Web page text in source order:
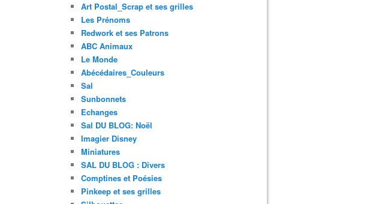
Art Postal_Scrap et ses grilles
Les Prénoms
Redwork et ses Patrons
ABC Animaux
Le Monde
Abécédaires_Couleurs
Sal
Sunbonnets
Echanges
Sal DU BLOG: Noël
Imagier Disney
Miniatures
SAL DU BLOG : Divers
Comptines et Poésies
Pinkeep et ses grilles